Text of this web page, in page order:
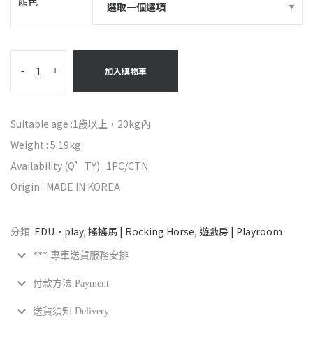
- + 加入購物車
Suitable age :1歲以上，20kg內
Weight : 5.19kg
Availability (Q’TY) : 1PC/CTN
Origin : MADE IN KOREA
分類: EDU·play, 搖搖馬 | Rocking Horse, 遊戲房 | Playroom
*** 專車送貨服務安排
付款方法 Payment
送貨須知 Delivery